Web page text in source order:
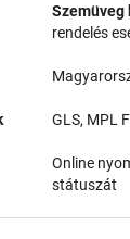
Szemüveg
rendelés
GLS, MPL
Online
státuszát